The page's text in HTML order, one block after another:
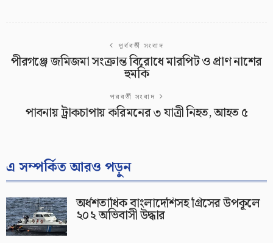
পূর্ববর্তী সংবাদ
পীরগঞ্জে জমিজমা সংক্রান্ত বিরোধে মারপিট ও প্রাণ নাশের
হুমকি
পরবর্তী সংবাদ
পাবনায় ট্রাকচাপায় করিমনের ৩ যাত্রী নিহত, আহত ৫
এ সম্পর্কিত আরও পড়ুন
অর্ধশতাধিক বাংলাদেশিসহ গ্রিসের উপকূলে
২০২ অভিবাসী উদ্ধার